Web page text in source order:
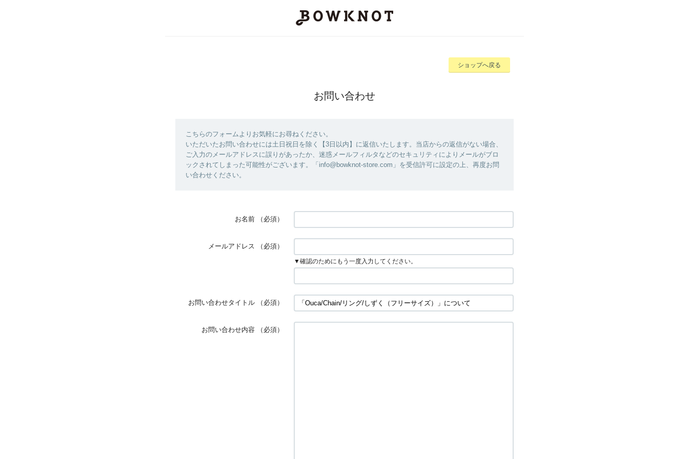
ショップへ戻る
お問い合わせ
こちらのフォームよりお気軽にお尋ねください。
いただいたお問い合わせには土日祝日を除く【3日以内】に返信いたします。当店からの返信がない場合、
ご入力のメールアドレスに誤りがあったか、迷惑メールフィルタなどのセキュリティによりメールがブロ
ックされてしまった可能性がございます。「info@bowknot-store.com」を受信許可に設定の上、再度お問
い合わせください。
お名前 （必須）
メールアドレス （必須）
▼確認のためにもう一度入力してください。
お問い合わせタイトル （必須）
お問い合わせ内容 （必須）